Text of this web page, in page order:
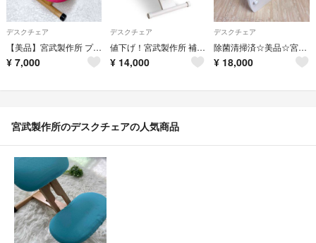
デスクチェア
【美品】宮武製作所 プロポーションチェア 補助クッション付 バランスチェア 姿勢
¥ 7,000
デスクチェア
値下げ！宮武製作所 補助クッション付き プロポーションチェ
¥ 14,000
デスクチェア
除菌清掃済☆美品☆宮武製作所 プロポーションチェア Keepy キーピィ ピンク
¥ 18,000
宮武製作所のデスクチェアの人気商品